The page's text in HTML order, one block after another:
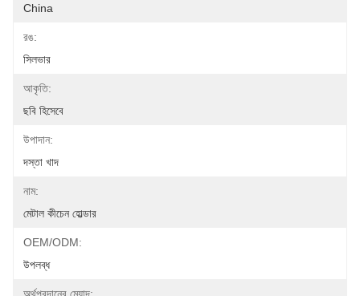
China
রঙ:
সিলভার
আকৃতি:
ছবি হিসেবে
উপাদান:
দস্তা খাদ
নাম:
মেটাল কীচেন হোল্ডার
OEM/ODM:
উপলব্ধ